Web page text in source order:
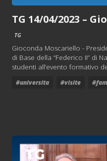
TG 14/04/2023 –
TG
Gioconda Moscariello -
di Base della “Federico II” di
studenti all’evento formativo
#universita #visite